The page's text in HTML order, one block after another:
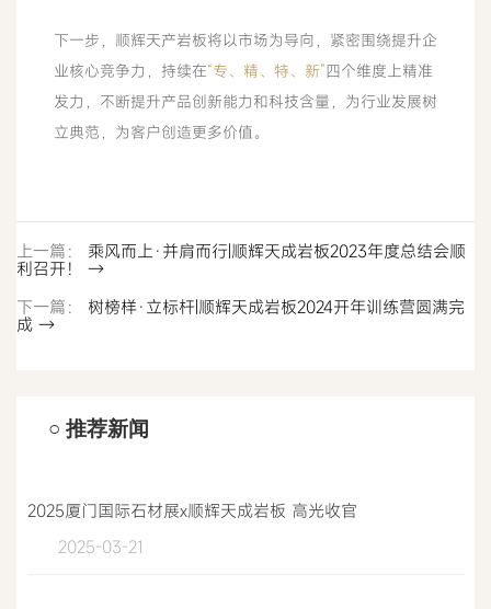
下一步，顺辉天产岩板将以市场为导向，紧密围绕提升企
业核心竞争力，持续在“专、精、特、新”四个维度上精准
发力，不断提升产品创新能力和科技含量，为行业发展树
立典范，为客户创造更多价值。
上一篇：
乘风而上·并肩而行|顺辉天成岩板2023年度总结会顺
利召开！ →
下一篇：
树榜样·立标杆|顺辉天成岩板2024开年训练营圆满完
成 →
○ 推荐新闻
2025厦门国际石材展x顺辉天成岩板 高光收官
2025-03-21